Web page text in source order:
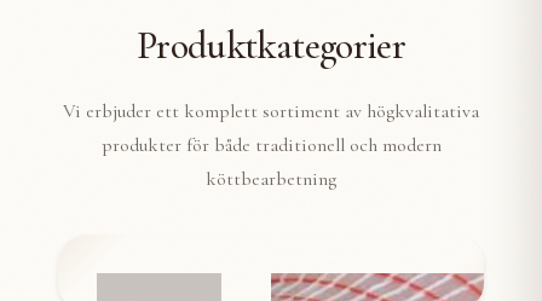
Produktkategorier
Vi erbjuder ett komplett sortiment av högkvalitativa
produkter för både traditionell och modern
köttbearbetning